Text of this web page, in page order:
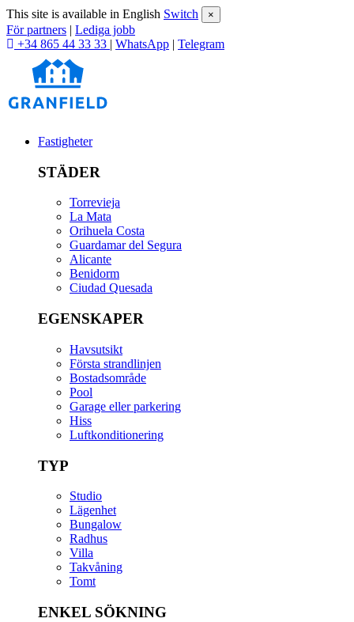
This site is available in English Switch ×
För partners | Lediga jobb
+34 865 44 33 33 | WhatsApp | Telegram
Fastigheter
STÄDER
Torrevieja
La Mata
Orihuela Costa
Guardamar del Segura
Alicante
Benidorm
Ciudad Quesada
EGENSKAPER
Havsutsikt
Första strandlinjen
Bostadsområde
Pool
Garage eller parkering
Hiss
Luftkonditionering
TYP
Studio
Lägenhet
Bungalow
Radhus
Villa
Takvåning
Tomt
ENKEL SÖKNING